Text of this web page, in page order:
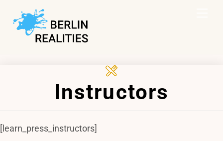
Inhalt
springen
Instructors
[learn_press_instructors]